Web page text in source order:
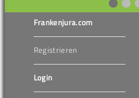
Frankenjura.com
Registrieren
Login